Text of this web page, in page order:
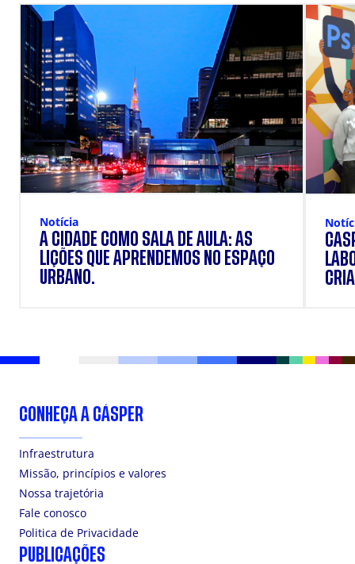
Notícia
A CIDADE COMO SALA DE AULA: AS
LIÇÕES QUE APRENDEMOS NO ESPAÇO
URBANO.
CONHEÇA A CÁSPER
Infraestrutura
Missão, princípios e valores
Nossa trajetória
Fale conosco
Politica de Privacidade
PUBLICAÇÕES